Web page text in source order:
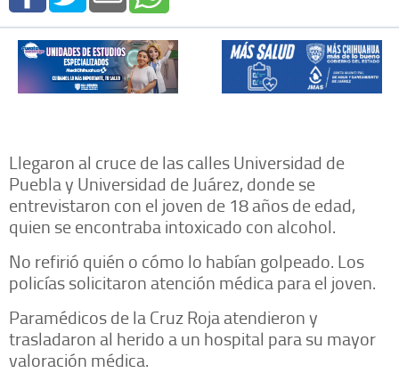
Llegaron al cruce de las calles Universidad de
Puebla y Universidad de Juárez, donde se
entrevistaron con el joven de 18 años de edad,
quien se encontraba intoxicado con alcohol.
No refirió quién o cómo lo habían golpeado. Los
policías solicitaron atención médica para el joven.
Paramédicos de la Cruz Roja atendieron y
trasladaron al herido a un hospital para su mayor
valoración médica.